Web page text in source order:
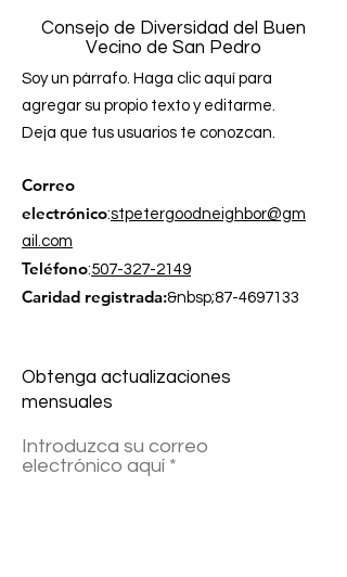
Consejo de Diversidad del Buen
Vecino de San Pedro
Soy un párrafo. Haga clic aquí para
agregar su propio texto y editarme.
Deja que tus usuarios te conozcan.
Correo
electrónico:stpetergoodneighbor@gm
ail.com
Teléfono:507-327-2149
Caridad registrada:&nbsp;87-4697133
Obtenga actualizaciones
mensuales
Introduzca su correo
electrónico aquí